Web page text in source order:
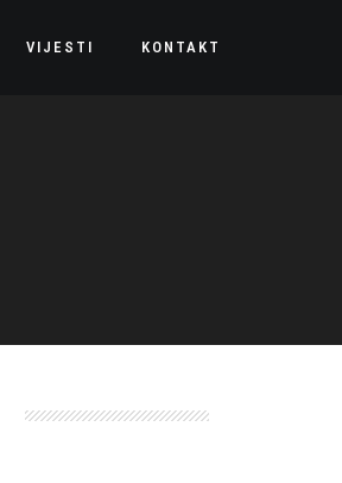
VIJESTI KONTAKT